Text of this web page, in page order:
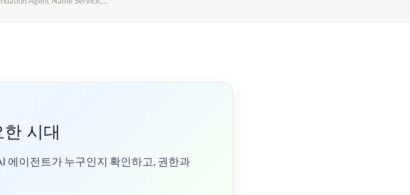
시대
에이전트가 누구인지 확인하고, 권한과